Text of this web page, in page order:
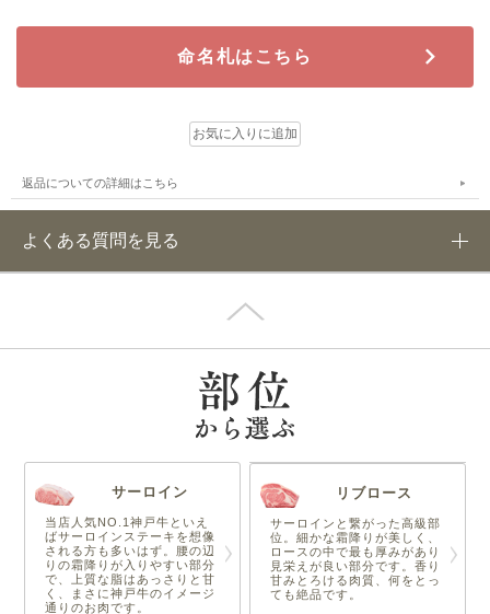
命名札はこちら
返品についての詳細はこちら
よくある質問を見る
サーロイン
当店人気NO.1神戸牛といえ
ばサーロインステーキを想像
される方も多いはず。腰の辺
りの霜降りが入りやすい部分
で、上質な脂はあっさりと甘
く、まさに神戸牛のイメージ
通りのお肉です。
リブロース
サーロインと繋がった高級部
位。細かな霜降りが美しく、
ロースの中で最も厚みがあり
見栄えが良い部分です。香り
甘みとろける肉質、何をとっ
ても絶品です。